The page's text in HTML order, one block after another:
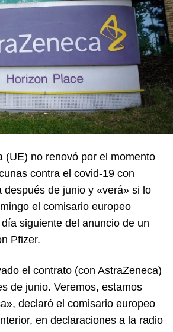
(UE) no renovó por el momento
contra el covid-19 con
después de junio y «verá» si lo
el comisario europeo
siguiente del anuncio de un
Pfizer.
el contrato (con AstraZeneca)
de junio. Veremos, estamos
declaró el comisario europeo
en declaraciones a la radio